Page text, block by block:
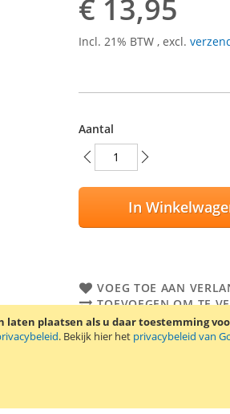
plaatsen als u daar toestemming
. Bekijk hier het privacybeleid van
€ 13,95
Incl. 21% BTW, excl.
Aantal
In
VOEG TOE AAN
TOEVOEGEN OM TE
Originele HTC accu BA